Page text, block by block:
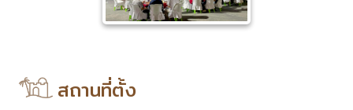
สถานที่ตั้ง